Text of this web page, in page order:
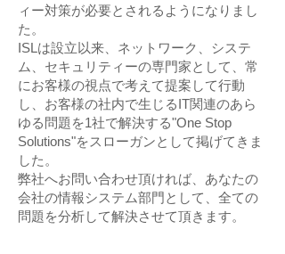
ィー対策が必要とされるようになりまし
た。
ISLは設立以来、ネットワーク、システ
ム、セキュリティーの専門家として、常
にお客様の視点で考えて提案して行動
し、お客様の社内で生じるIT関連のあら
ゆる問題を1社で解決する"One Stop
Solutions"をスローガンとして掲げてきま
した。
弊社へお問い合わせ頂ければ、あなたの
会社の情報システム部門として、全ての
問題を分析して解決させて頂きます。​